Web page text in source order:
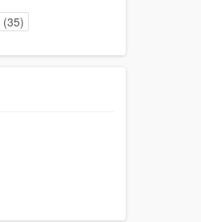
(35)